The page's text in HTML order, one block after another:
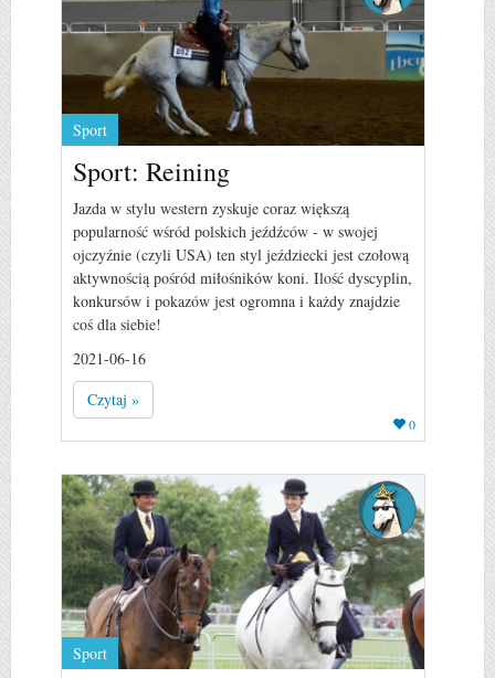
Sport
Sport: Reining
Jazda w stylu western zyskuje coraz większą
popularność wśród polskich jeźdźców - w swojej
ojczyźnie (czyli USA) ten styl jeździecki jest czołową
aktywnością pośród miłośników koni. Ilość dyscyplin,
konkursów i pokazów jest ogromna i każdy znajdzie
coś dla siebie!
2021-06-16
Czytaj »
0
Sport